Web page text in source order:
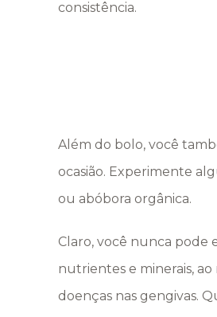
consistência.
Além do bolo, você
ocasião. Experimente
ou abóbora orgânica.
Claro, você nunca pode
nutrientes e minerais,
doenças nas gengivas.